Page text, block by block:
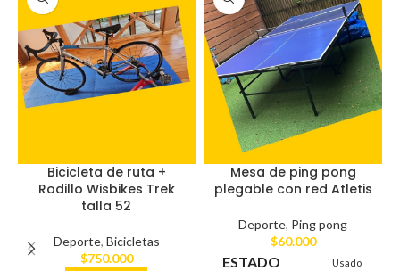
Bicicleta de ruta +
Rodillo Wisbikes Trek
talla 52
Deporte, Bicicletas
$750.000
Mesa de ping pong
plegable con red Atletis
Deporte, Ping pong
$60.000
ESTADO Usado